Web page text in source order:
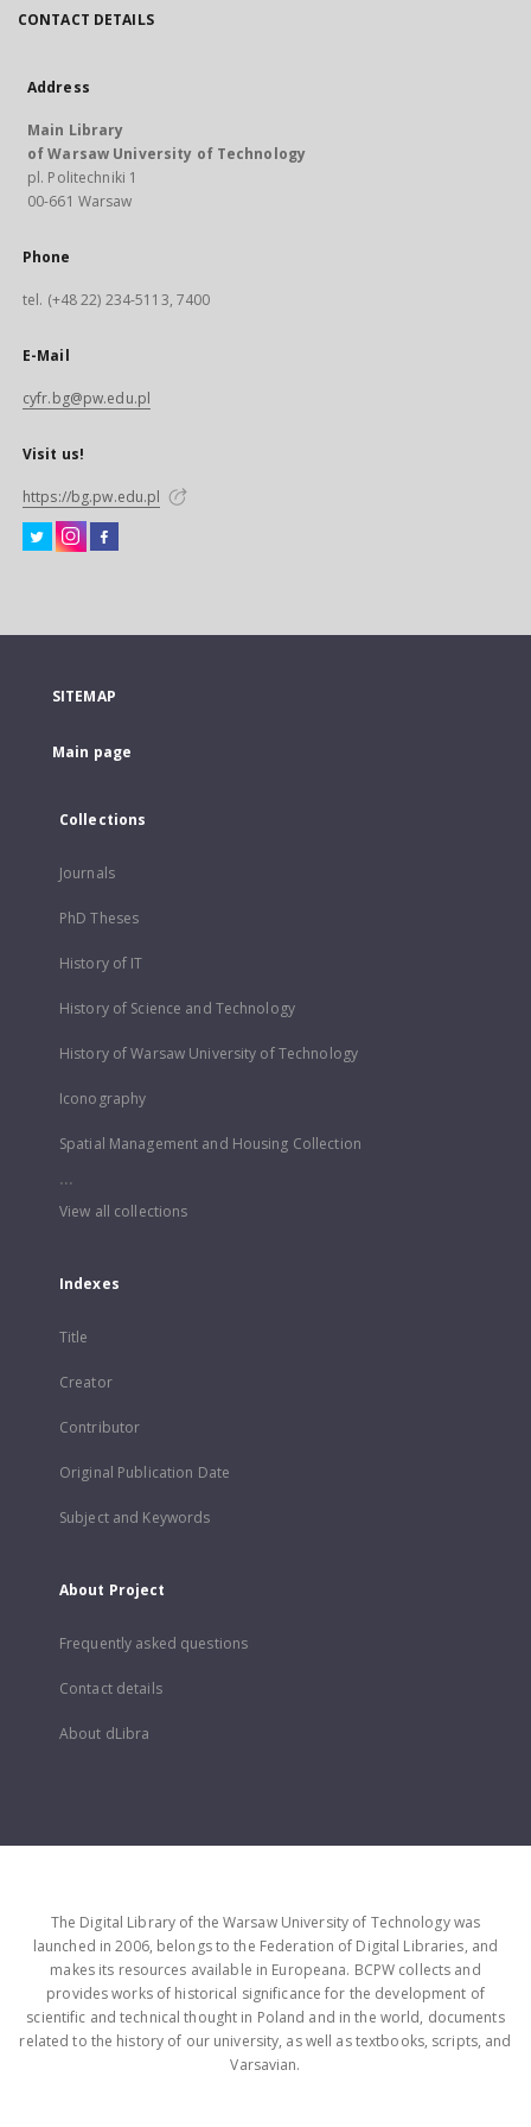
CONTACT DETAILS
Address
Main Library
of Warsaw University of Technology
pl. Politechniki 1
00-661 Warsaw
Phone
tel. (+48 22) 234-5113, 7400
E-Mail
cyfr.bg@pw.edu.pl
Visit us!
https://bg.pw.edu.pl
SITEMAP
Main page
Collections
Journals
PhD Theses
History of IT
History of Science and Technology
History of Warsaw University of Technology
Iconography
Spatial Management and Housing Collection
...
View all collections
Indexes
Title
Creator
Contributor
Original Publication Date
Subject and Keywords
About Project
Frequently asked questions
Contact details
About dLibra
The Digital Library of the Warsaw University of Technology was
launched in 2006, belongs to the Federation of Digital Libraries, and
makes its resources available in Europeana. BCPW collects and
provides works of historical significance for the development of
scientific and technical thought in Poland and in the world, documents
related to the history of our university, as well as textbooks, scripts, and
Varsavian.